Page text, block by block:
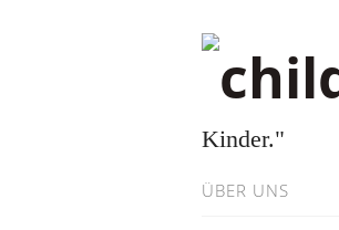
Kinder."
ÜBER UNS